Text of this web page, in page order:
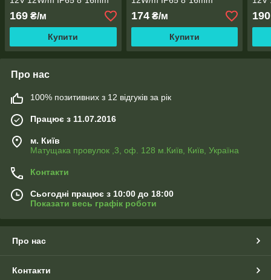
169 ₴/м
Купити
174₴/м
Купити
190
Про нас
100% позитивних з 12 відгуків за рік
Працює з 11.07.2016
м. Київ
Матущака провулок ,3, оф. 128 м.Київ, Київ, Україна
Контакти
Сьогодні працює з 10:00 до 18:00
Показати весь графік роботи
Про нас
Контакти